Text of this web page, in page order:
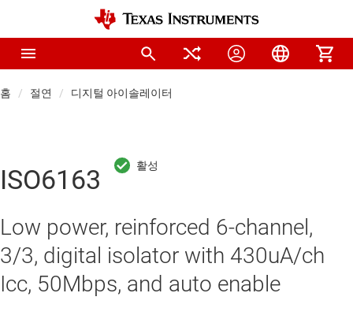
홈 절연 디지털 아이솔레이터
ISO6163
Low power, reinforced 6-channel,
3/3, digital isolator with 430uA/ch
Icc, 50Mbps, and auto enable